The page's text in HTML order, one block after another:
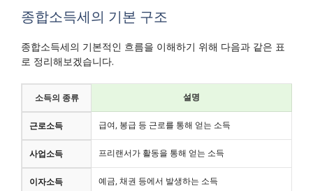
종합소득세의 기본 구조
종합소득세의 기본적인 흐름을 이해하기 위해 다음과 같은 표
로 정리해보겠습니다.
소득의 종류 설명
근로소득 급여, 봉급 등 근로를 통해 얻는 소득
사업소득 프리랜서가 활동을 통해 얻는 소득
이자소득 예금, 채권 등에서 발생하는 소득